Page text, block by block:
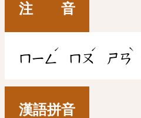
注 音
ㄇㄧㄥ
ˊ
ㄇㄡ
ˊ
ㄕㄢ
ˋ
漢語拼音